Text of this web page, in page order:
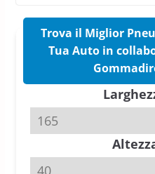
Pirelli
Tyre
slick
su
Trova il Miglior
Tua Auto in